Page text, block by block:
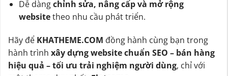
Dễ dàngchỉnh sửa, nâng cấp và mở rộng
websitetheo nhu cầu phát triển.
Hãy để KHATHEME.COM đồng hành cùng bạn trong
hành trình xây dựng website chuẩn SEO – bán hàng
hiệu quả – tối ưu trải nghiệm người dùng, chỉ với